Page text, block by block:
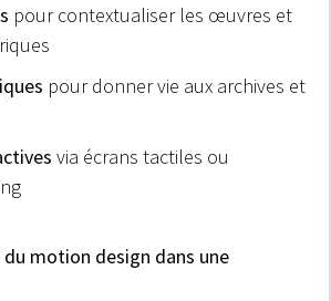
pour contextualiser les œuvres et
pour donner vie aux archives et
via écrans tactiles ou
motion design dans une